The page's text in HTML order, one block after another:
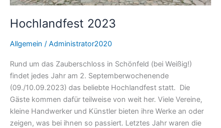
Hochlandfest 2023
Allgemein / Administrator2020
Rund um das Zauberschloss in Schönfeld (bei Weißig!)
findet jedes Jahr am 2. Septemberwochenende
(09./10.09.2023) das beliebte Hochlandfest statt. Die
Gäste kommen dafür teilweise von weit her. Viele Vereine,
kleine Handwerker und Künstler bieten ihre Werke an oder
zeigen, was bei ihnen so passiert. Letztes Jahr waren die